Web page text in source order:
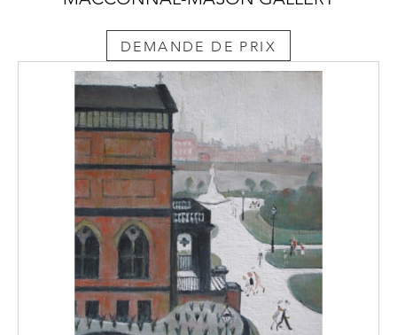
DEMANDE DE PRIX